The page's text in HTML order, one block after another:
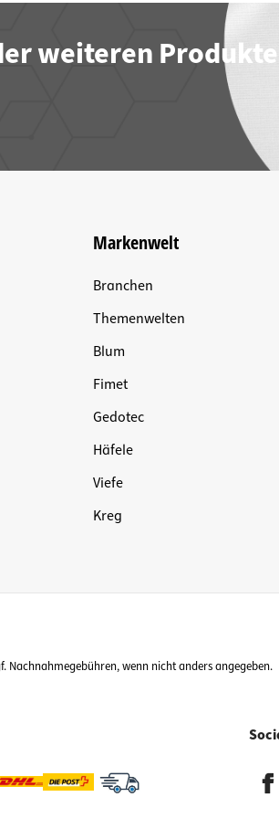
weiteren
Markenwelt
Branchen
Themenwelten
Blum
Fimet
Gedotec
Häfele
Viefe
Kreg
Nachnahmegebühren, wenn nicht anders angegeben.